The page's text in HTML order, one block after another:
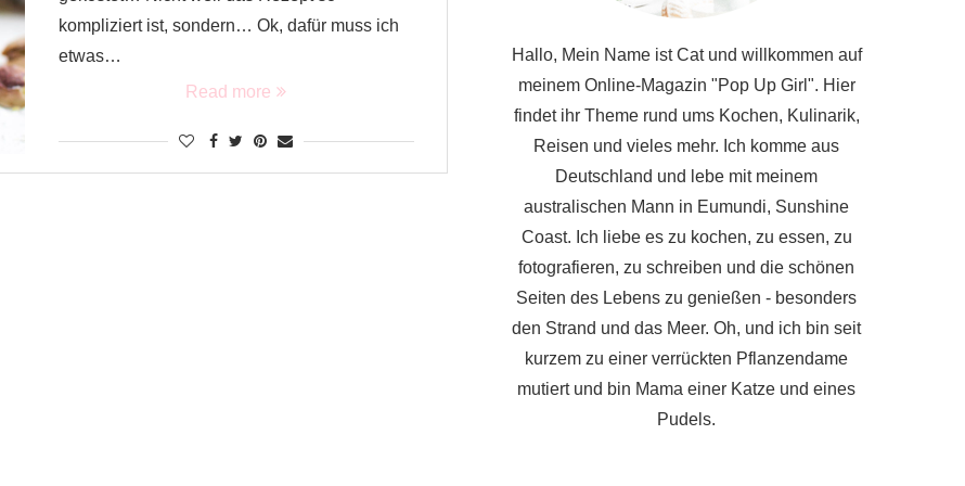
kompliziert ist, sondern… Ok, dafür muss ich
etwas…
Read more
Hallo, Mein Name ist Cat und willkommen auf
meinem Online-Magazin "Pop Up Girl". Hier
findet ihr Theme rund ums Kochen, Kulinarik,
Reisen und vieles mehr. Ich komme aus
Deutschland und lebe mit meinem
australischen Mann in Eumundi, Sunshine
Coast. Ich liebe es zu kochen, zu essen, zu
fotografieren, zu schreiben und die schönen
Seiten des Lebens zu genießen - besonders
den Strand und das Meer. Oh, und ich bin seit
kurzem zu einer verrückten Pflanzendame
mutiert und bin Mama einer Katze und eines
Pudels.